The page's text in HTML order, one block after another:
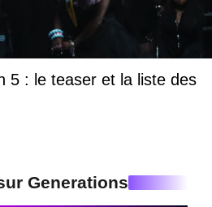
5 : le teaser et la liste des
Generations